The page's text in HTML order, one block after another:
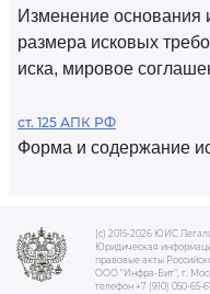
Изменение основания
размера исковых
иска, мировое
ст. 125 АПК РФ
Форма и содержание
(c) 2015-2026 ЮИС
Юридическая
правовые акты
ООО "Инфра-Бит", г.
телефон +7 (910) 050-65-